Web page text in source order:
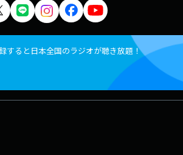
すると日本全国のラジオが聴き放題！